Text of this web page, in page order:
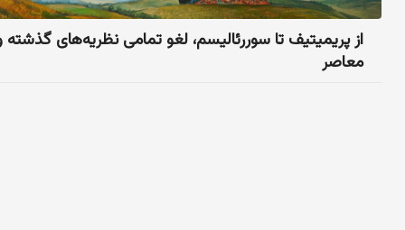
از پریمیتیف تا سوررئالیسم، لغو تمامی نظریه‌های گذشته
معاصر